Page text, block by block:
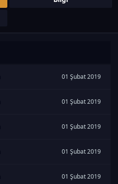
01 Şubat 2019
01 Şubat 2019
01 Şubat 2019
01 Şubat 2019
01 Şubat 2019